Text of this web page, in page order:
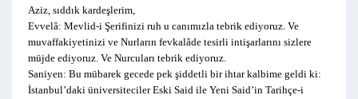
Aziz, sıddık kardeşlerim,
Evvelâ: Mevlid-i Şerifinizi ruh u canımızla tebrik ediyoruz. Ve
muvaffakiyetinizi ve Nurların fevkalâde tesirli intişarlarını sizlere
müjde ediyoruz. Ve Nurcuları tebrik ediyoruz.
Saniyen: Bu mübarek gecede pek şiddetli bir ihtar kalbime geldi ki:
İstanbul’daki üniversiteciler Eski Said ile Yeni Said’in Tarihçe-i